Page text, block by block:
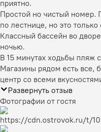
приятно.
Простой но чистый номер.
по лестнице, но это
Классный бассейн во
ночью.
В 15 минутах ходьбы пляж
Магазины рядом есть все,
центр со всеми
Развернуть отзыв
Фотографии от гостя